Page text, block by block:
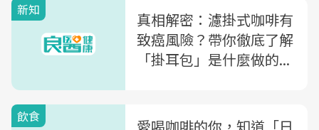
新知
真相解密：濾掛式咖啡有
致癌風險？帶你徹底了解
「掛耳包」是什麼做的...
飲食